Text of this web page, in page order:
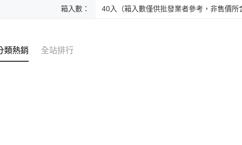
箱入數： 40入（箱入數僅供批發業者參考，非售價所
類熱銷 全站排行